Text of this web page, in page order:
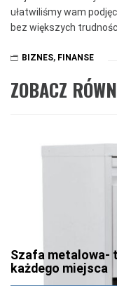
ułatwiliśmy wam
bez większych
BIZNES, FINANSE
ZOBACZ
Szafa metalowa-
każdego miejsca